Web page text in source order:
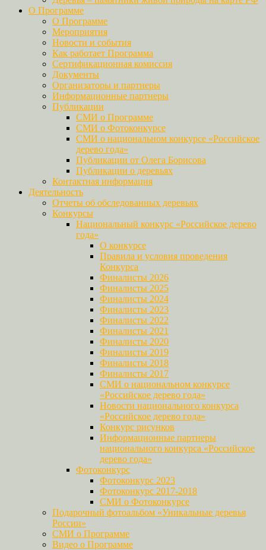
О Программе
О Программе
Мероприятия
Новости и события
Как работает Программа
Сертификационная комиссия
Документы
Организаторы и партнеры
Информационные партнеры
Публикации
СМИ о Программе
СМИ о Фотоконкурсе
СМИ о национальном конкурсе «Российское
дерево года»
Публикации от Олега Борисова
Публикации о деревьях
Контактная информация
Деятельность
Отчеты об обследованных деревьях
Конкурсы
Национальный конкурс «Российское дерево
года»
О конкурсе
Правила и условия проведения
Конкурса
Финалисты 2026
Финалисты 2025
Финалисты 2024
Финалисты 2023
Финалисты 2022
Финалисты 2021
Финалисты 2020
Финалисты 2019
Финалисты 2018
Финалисты 2017
СМИ о национальном конкурсе
«Российское дерево года»
Новости национального конкурса
«Российское дерево года»
Конкурс рисунков
Информационные партнеры
национального конкурса «Российское
дерево года»
Фотоконкурс
Фотоконкурс 2023
Фотоконкурс 2017-2018
СМИ о Фотоконкурсе
Подарочный фотоальбом «Уникальные деревья
России»
СМИ о Программе
Видео о Программе